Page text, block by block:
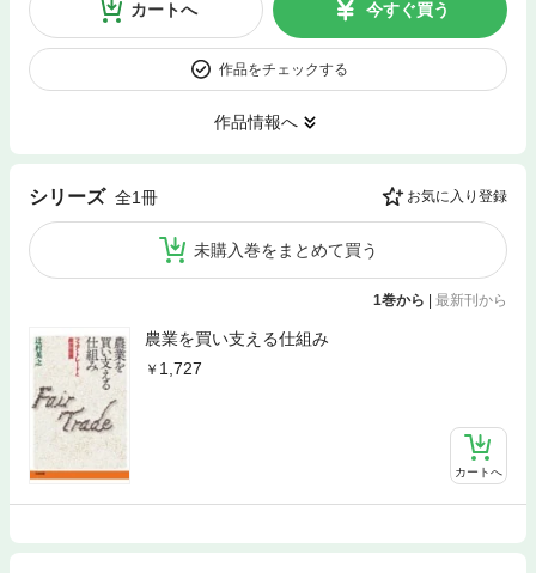
カートへ 今すぐ買う
作品をチェックする
作品情報へ
シリーズ 全1冊 お気に入り登録
未購入巻をまとめて買う
1巻から 最新刊から
農業を買い支える仕組み
1,727
カートへ